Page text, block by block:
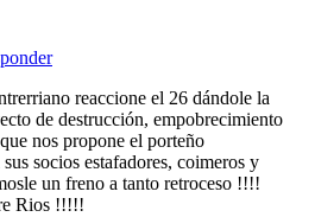
reaccione el 26 dándole la
de destrucción, empobrecimiento
nos propone el porteño
socios estafadores, coimeros y
un freno a tanto retroceso !!!!
Rios !!!!!